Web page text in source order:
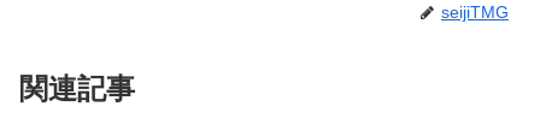
seijiTMG
関連記事